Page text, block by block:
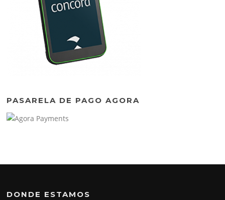
PASARELA DE PAGO AGORA
DONDE ESTAMOS